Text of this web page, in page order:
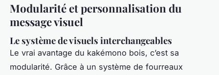
Modularité et personnalisation du
message visuel
Le système de visuels interchangeables
Le vrai avantage du kakémono bois, c’est sa
modularité. Grâce à un système de fourreaux